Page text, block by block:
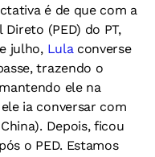
é de que com a
(PED) do PT,
julho, Lulaconverse
trazendo o
ele na
ia conversar com
Depois, ficou
o PED. Estamos